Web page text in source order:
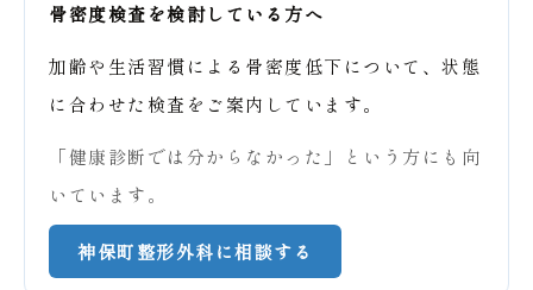
骨密度検査を検討している方へ
加齢や生活習慣による骨密度低下について、状態
に合わせた検査をご案内しています。
「健康診断では分からなかった」という方にも向
いています。
神保町整形外科に相談する